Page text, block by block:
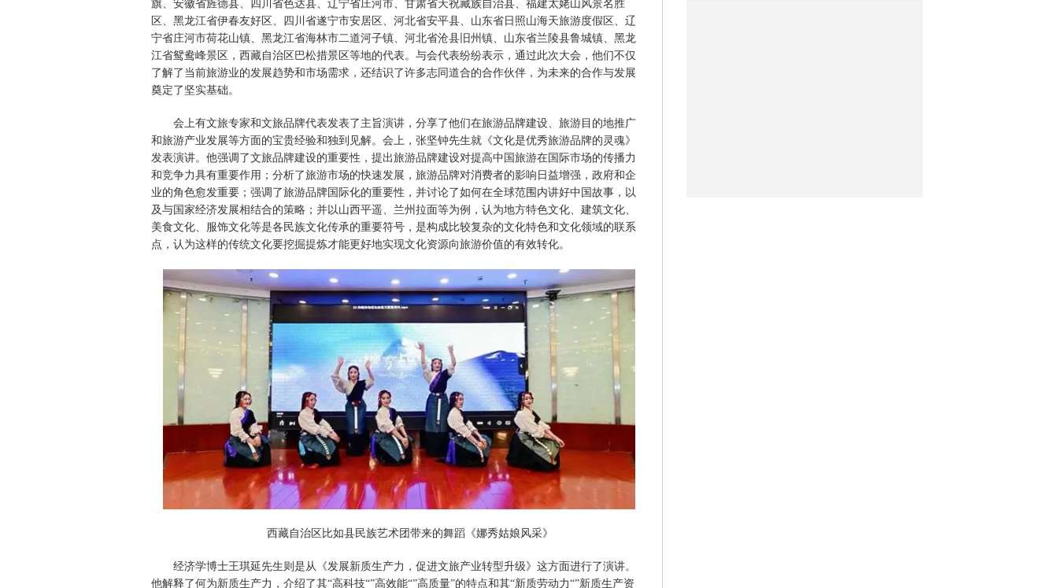
旗、安徽省旌德县、四川省色达县、辽宁省庄河市、甘肃省天祝藏族自治县、福建太姥山风景名胜
区、黑龙江省伊春友好区、四川省遂宁市安居区、河北省安平县、山东省日照山海天旅游度假区、辽
宁省庄河市荷花山镇、黑龙江省海林市二道河子镇、河北省沧县旧州镇、山东省兰陵县鲁城镇、黑龙
江省鸳鸯峰景区，西藏自治区巴松措景区等地的代表。与会代表纷纷表示，通过此次大会，他们不仅
了解了当前旅游业的发展趋势和市场需求，还结识了许多志同道合的合作伙伴，为未来的合作与发展
奠定了坚实基础。
会上有文旅专家和文旅品牌代表发表了主旨演讲，分享了他们在旅游品牌建设、旅游目的地推广
和旅游产业发展等方面的宝贵经验和独到见解。会上，张坚钟先生就《文化是优秀旅游品牌的灵魂》
发表演讲。他强调了文旅品牌建设的重要性，提出旅游品牌建设对提高中国旅游在国际市场的传播力
和竞争力具有重要作用；分析了旅游市场的快速发展，旅游品牌对消费者的影响日益增强，政府和企
业的角色愈发重要；强调了旅游品牌国际化的重要性，并讨论了如何在全球范围内讲好中国故事，以
及与国家经济发展相结合的策略；并以山西平遥、兰州拉面等为例，认为地方特色文化、建筑文化、
美食文化、服饰文化等是各民族文化传承的重要符号，是构成比较复杂的文化特色和文化领域的联系
点，认为这样的传统文化要挖掘提炼才能更好地实现文化资源向旅游价值的有效转化。
西藏自治区比如县民族艺术团带来的舞蹈《娜秀姑娘风采》
经济学博士王琪延先生则是从《发展新质生产力，促进文旅产业转型升级》这方面进行了演讲。
他解释了何为新质生产力，介绍了其“高科技“”高效能“”高质量”的特点和其“新质劳动力“”新质生产资